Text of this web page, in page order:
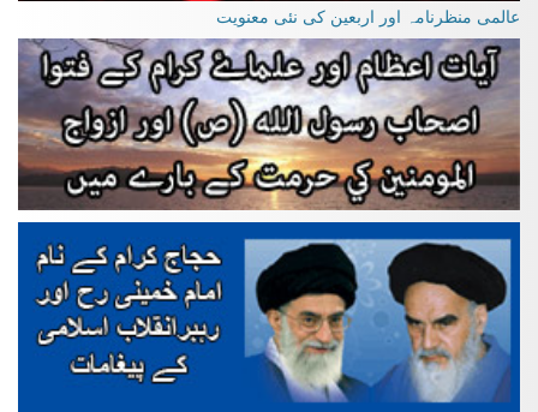
عالمی منظرنامہ اور اربعین کی نئی معنویت